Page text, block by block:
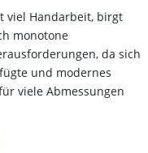
viel Handarbeit, birgt
monotone
da sich
und modernes
viele Abmessungen